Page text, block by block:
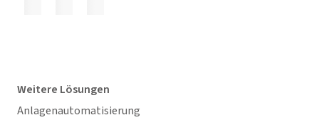
Weitere Lösungen
Anlagenautomatisierung